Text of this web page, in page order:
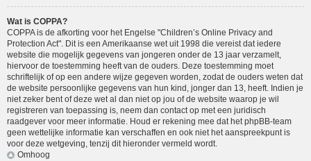
Wat is COPPA?
COPPA is de afkorting voor het Engelse "Children’s Online Privacy and
Protection Act". Dit is een Amerikaanse wet uit 1998 die vereist dat iedere
website die mogelijk gegevens van jongeren onder de 13 jaar verzamelt,
hiervoor de toestemming heeft van de ouders. Deze toestemming moet
schriftelijk of op een andere wijze gegeven worden, zodat de ouders weten dat
de website persoonlijke gegevens van hun kind, jonger dan 13, heeft. Indien je
niet zeker bent of deze wet al dan niet op jou of de website waarop je wil
registreren van toepassing is, neem dan contact op met een juridisch
raadgever voor meer informatie. Houd er rekening mee dat het phpBB-team
geen wettelijke informatie kan verschaffen en ook niet het aanspreekpunt is
voor deze wetgeving, tenzij dit hieronder vermeld wordt.
Omhoog